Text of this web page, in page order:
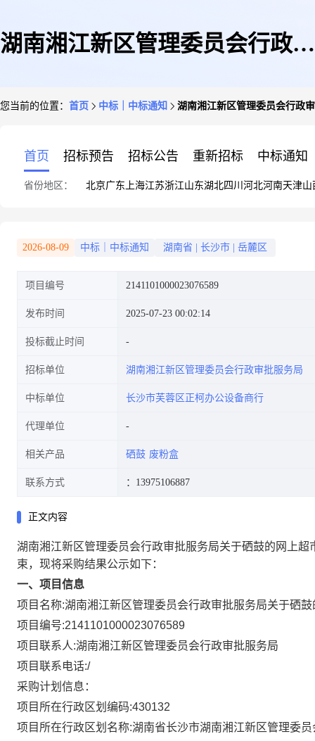
湖南湘江新区管理委员会行政审
您当前的位置： 首页 中标｜中标通知 湖南湘江新区管理委员会行政
首页 招标预告 招标公告 重新招标 中标通知
省份地区： 北京广东 上海江苏浙江山东湖北四川 河北河南天津山
2026-08-09 中标｜中标通知 湖南省 长沙市 岳麓区
项目编号 2141101000023076589
发布时间 2025-07-23 00:02:14
投标截止时间
招标单位 湖南湘江新区管理委员会行政审批服务局
中标单位 长沙市芙蓉区正柯办公设备商行
代理单位
相关产品 硒鼓 废粉盒
联系方式 ：13975106887
正文内容
湖南湘江新区管理委员会行政审批服务局关于硒鼓的网上超
束，现将采购结果公示如下：
一、项目信息
项目名称:湖南湘江新区管理委员会行政审批服务局关于硒
项目编号:2141101000023076589
项目联系人:湖南湘江新区管理委员会行政审批服务局
项目联系电话:/
采购计划信息：
项目所在行政区划编码:430132
项目所在行政区划名称:湖南省长沙市湖南湘江新区管理委员